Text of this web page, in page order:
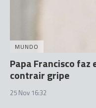
MUNDO
Papa Francisco faz
contrair gripe
25 Nov 16:32